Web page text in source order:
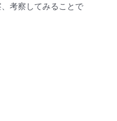
考察してみることで